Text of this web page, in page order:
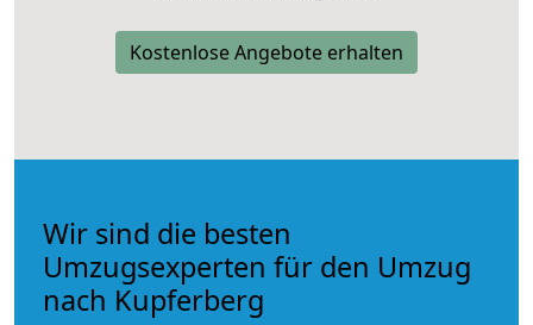
Kostenlose Angebote erhalten
Wir sind die besten
Umzugsexperten für den Umzug
nach Kupferberg